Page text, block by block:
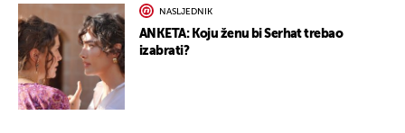
NASLJEDNIK
ANKETA: Koju ženu bi Serhat trebao
izabrati?